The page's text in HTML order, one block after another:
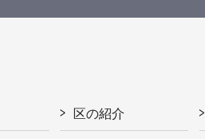
区の紹介